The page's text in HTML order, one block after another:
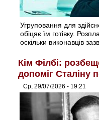
Угруповання для
обіцяє їм готівку.
оскільки виконавців
Кім Філбі:
допоміг Сталіну
Ср, 29/07/2026 - 19:21